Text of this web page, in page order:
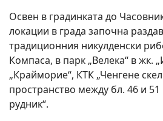
Освен в градинката до
локации в града започна
традиционния никулденски
Компаса, в парк „Велека“ в жк.
„Крайморие“, КТК „Ченгене
пространство между бл. 46 и
рудник“.